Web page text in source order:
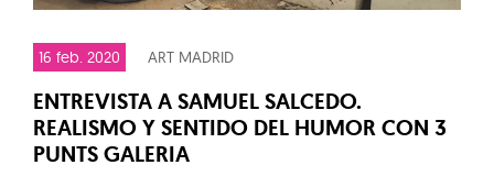
16 feb. 2020 ART MADRID
ENTREVISTA A SAMUEL SALCEDO.
REALISMO Y SENTIDO DEL HUMOR CON 3
PUNTS GALERIA